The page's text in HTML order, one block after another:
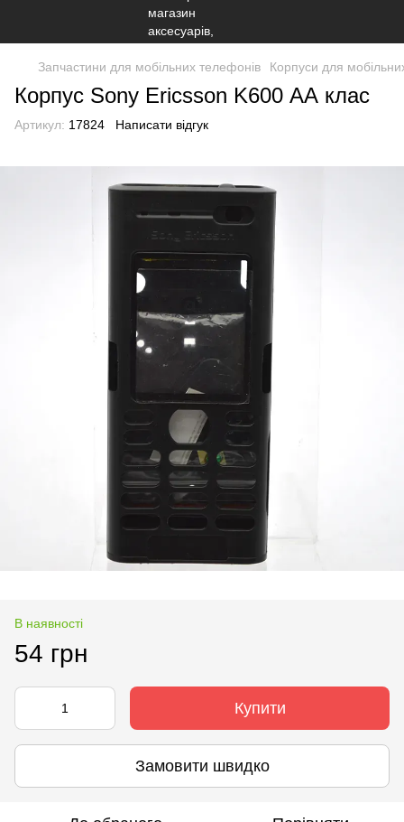
Запчастини для мобільних телефонів Корпуси для
Корпус Sony Ericsson K600 АА клас
Артикул: 17824 Написати відгук
В наявності
54 грн
Купити
Замовити швидко